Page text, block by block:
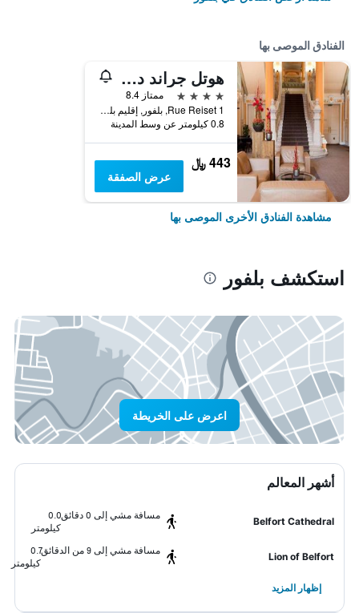
الفنادق الموصى بها
هوتل جراند دو تونيو دي أور
4 نجوم
ممتاز 8.4
1 Rue Reiset, بلفور, إقليم بلفور, فرنسا
0.8 كيلومتر عن وسط المدينة
443 ﷼
عرض الصفقة
مشاهدة الفنادق الأخرى الموصى بها
استكشف بلفور
اعرض على الخريطة
أشهر المعالم
Belfort Cathedral
مسافة مشي إلى 0 دقائق
0.0
كيلومتر
Lion of Belfort
مسافة مشي إلى 9 من الدقائق
0.7
كيلومتر
إظهار المزيد